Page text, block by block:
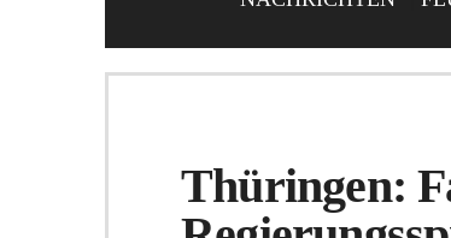
Thüringen: